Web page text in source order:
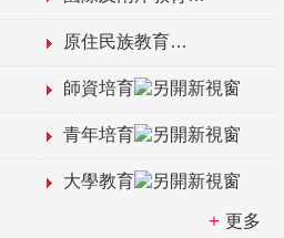
原住民族教育
師資培育
青年培育
大學教育
更多